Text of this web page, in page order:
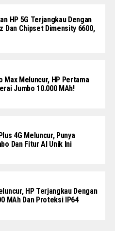
HP 5G Terjangkau Dengan
Dan Chipset Dimensity 6600,
Max Meluncur, HP Pertama
Jumbo 10.000 MAh!
4G Meluncur, Punya
Dan Fitur AI Unik Ini
HP Terjangkau Dengan
MAh Dan Proteksi IP64